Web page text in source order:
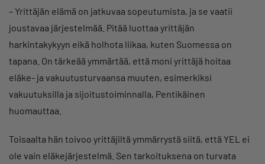
– Yrittäjän elämä on jatkuvaa sopeutumista, ja se vaatii
joustavaa järjestelmää. Pitää luottaa yrittäjän
harkintakykyyn eikä holhota liikaa, kuten Suomessa on
tapana. On tärkeää ymmärtää, että moni yrittäjä hoitaa
eläke- ja vakuutusturvaansa muuten, esimerkiksi
vakuutuksilla ja sijoitustoiminnalla, Pentikäinen
huomauttaa.
Toisaalta hän toivoo yrittäjiltä ymmärrystä siitä, että YEL ei
ole vain eläkejärjestelmä. Sen tarkoituksena on turvata